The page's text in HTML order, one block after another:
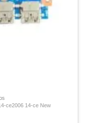
ce2006 14-ce New